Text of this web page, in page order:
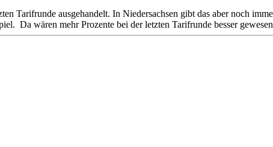
Tarifrunde ausgehandelt. In Niedersachsen gibt das aber noch
Da wären mehr Prozente bei der letzten Tarifrunde besser